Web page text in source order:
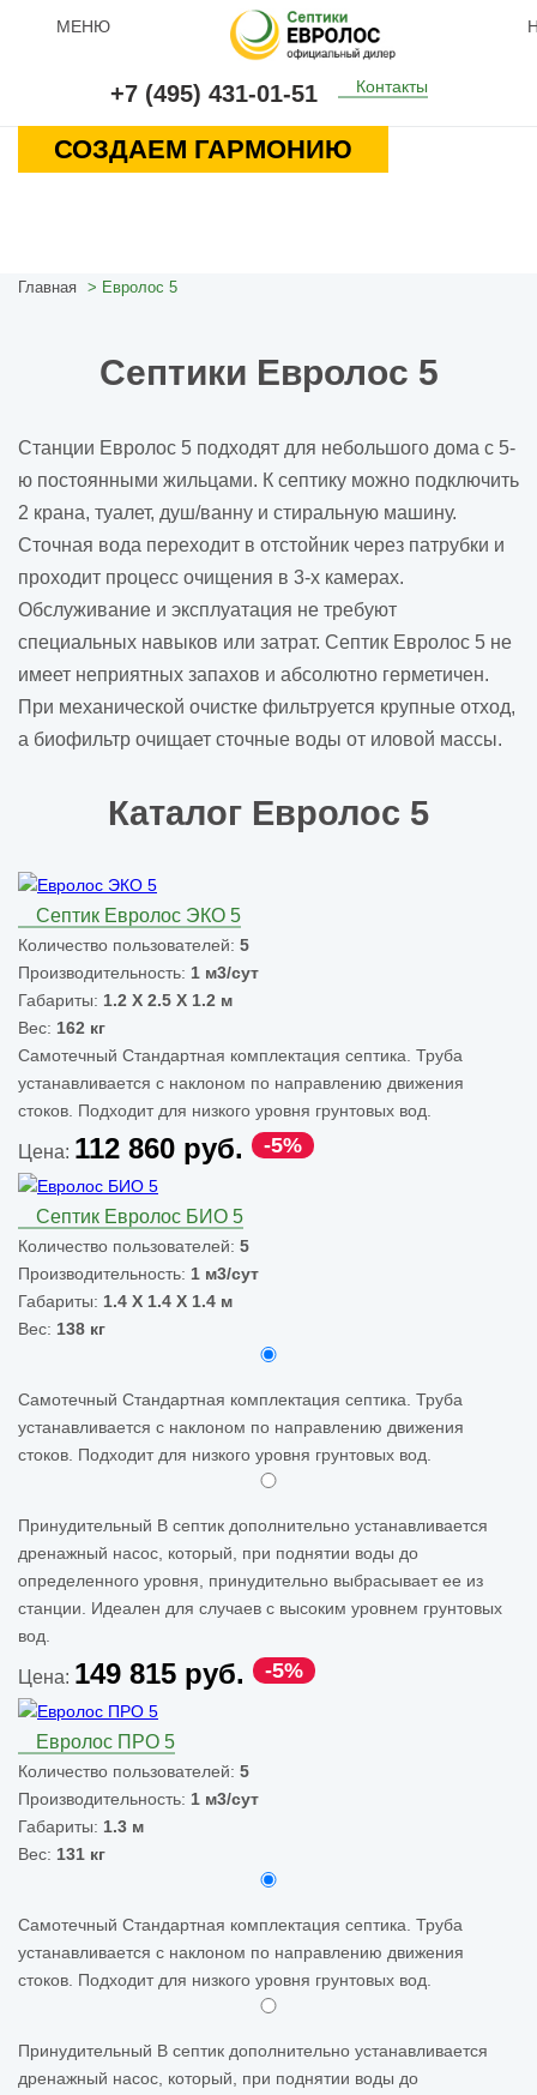
МЕНЮ
+7 (495) 431-01-51 Контакты
СОЗДАЕМ ГАРМОНИЮ
Главная Евролос 5
Септики Евролос 5
Станции Евролос 5 подходят для небольшого дома с 5-
ю постоянными жильцами. К септику можно подключить
2 крана, туалет, душ/ванну и стиральную машину.
Сточная вода переходит в отстойник через патрубки и
проходит процесс очищения в 3-х камерах.
Обслуживание и эксплуатация не требуют
специальных навыков или затрат. Септик Евролос 5 не
имеет неприятных запахов и абсолютно герметичен.
При механической очистке фильтруется крупные отход,
а биофильтр очищает сточные воды от иловой массы.
Каталог Евролос 5
Септик Евролос ЭКО 5
Количество пользователей: 5
Производительность: 1 м3/сут
Габариты: 1.2 Х 2.5 Х 1.2 м
Вес: 162 кг
Самотечный Стандартная комплектация септика. Труба
устанавливается с наклоном по направлению движения
стоков. Подходит для низкого уровня грунтовых вод.
Цена: 112 860 руб. -5%
Септик Евролос БИО 5
Количество пользователей: 5
Производительность: 1 м3/сут
Габариты: 1.4 Х 1.4 Х 1.4 м
Вес: 138 кг
Самотечный Стандартная комплектация септика. Труба
устанавливается с наклоном по направлению движения
стоков. Подходит для низкого уровня грунтовых вод.
Принудительный В септик дополнительно устанавливается
дренажный насос, который, при поднятии воды до
определенного уровня, принудительно выбрасывает ее из
станции. Идеален для случаев с высоким уровнем грунтовых
вод.
Цена: 149 815 руб. -5%
Евролос ПРО 5
Количество пользователей: 5
Производительность: 1 м3/сут
Габариты: 1.3 м
Вес: 131 кг
Самотечный Стандартная комплектация септика. Труба
устанавливается с наклоном по направлению движения
стоков. Подходит для низкого уровня грунтовых вод.
Принудительный В септик дополнительно устанавливается
дренажный насос, который, при поднятии воды до